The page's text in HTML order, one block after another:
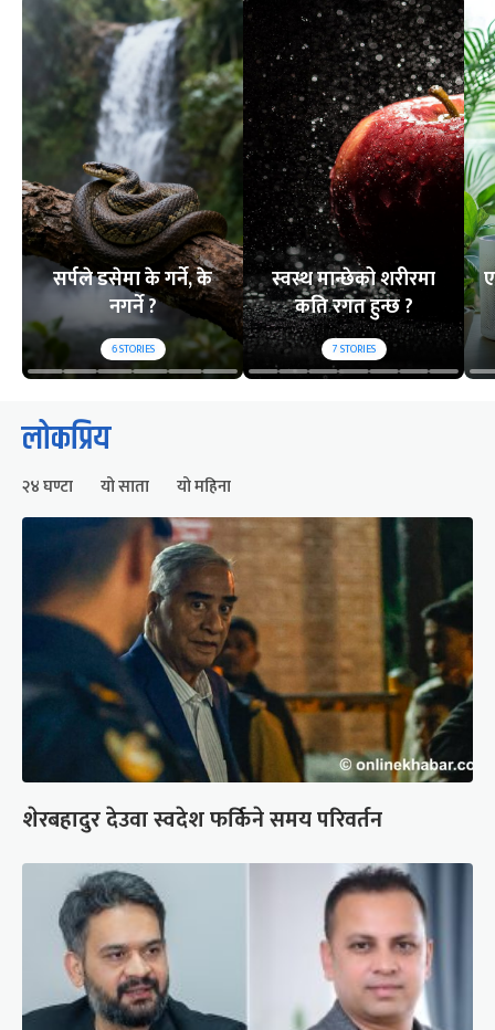
सर्पले डसेमा के गर्ने, के
नगर्ने ?
6STORIES
स्वस्थ मान्छेको शरीरमा
कति रगत हुन्छ ?
7STORIES
लोकप्रिय
२४ घण्टा यो साता यो महिना
शेरबहादुर देउवा स्वदेश फर्किने समय परिवर्तन